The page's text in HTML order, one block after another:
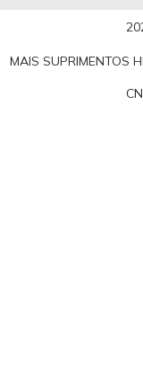
MAIS SUPRIMENTOS